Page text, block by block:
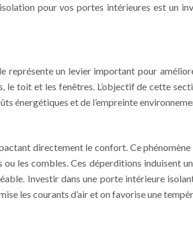
pour vos portes intérieures est un
représente un levier important pour
toit et les fenêtres. L’objectif de cette
énergétiques et de l’empreinte
directement le confort. Ce
les combles. Ces déperditions induisent
Investir dans une porte intérieure
les courants d’air et on favorise une